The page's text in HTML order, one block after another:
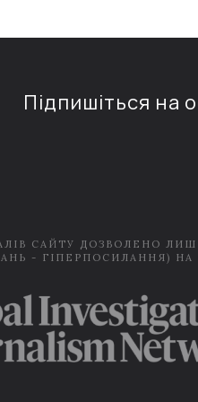
Підпишіться на
САЙТУ ДОЗВОЛЕНО
- ГІПЕРПОСИЛАННЯ) НА